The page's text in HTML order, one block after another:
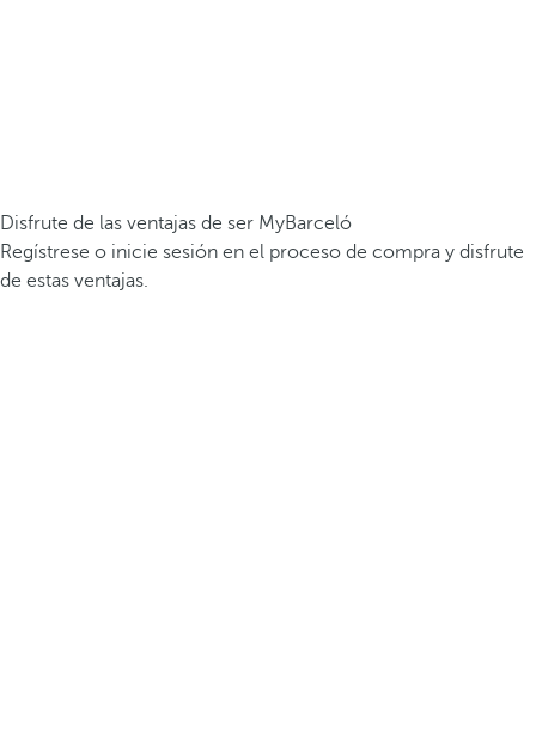
Disfrute de las ventajas de ser MyBarceló
Regístrese o inicie sesión en el proceso de compra y disfrute
de estas ventajas.